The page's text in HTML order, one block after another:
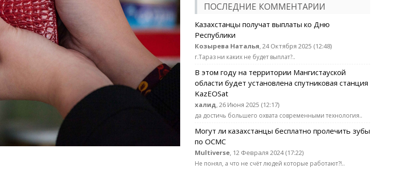
ПОСЛЕДНИЕ КОММЕНТАРИИ
Казахстанцы получат выплаты ко Дню
Республики
Козырева Наталья, 24 Октября 2025 (12:48)
г.Тараз ни каких не будет выплат?..
В этом году на территории Мангистауской
области будет установлена спутниковая станция
KazEOSat
халид, 26 Июня 2025 (12:17)
да достичь большего охвата современными технология..
Могут ли казахстанцы бесплатно пролечить зубы
по ОСМС
Multiverse, 12 Февраля 2024 (17:22)
Не понял, а что не счёт людей которые работают?!..